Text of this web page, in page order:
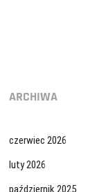
ARCHIWA
czerwiec 2026
luty 2026
październik 2025